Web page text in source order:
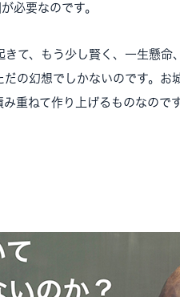
必要なのです。
て、もう少し賢く、一生懸命
の幻想でしかないのです。お
重ねて作り上げるものなのです